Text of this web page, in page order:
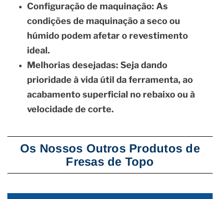
Configuração de maquinação: As
condições de maquinação a seco ou
húmido podem afetar o revestimento
ideal.
Melhorias desejadas: Seja dando
prioridade à vida útil da ferramenta, ao
acabamento superficial no rebaixo ou à
velocidade de corte.
Os Nossos Outros Produtos de
Fresas de Topo